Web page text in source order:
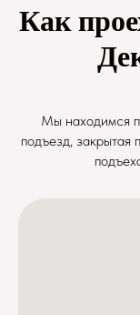
Как
Мы находимся
подъезд, закрытая